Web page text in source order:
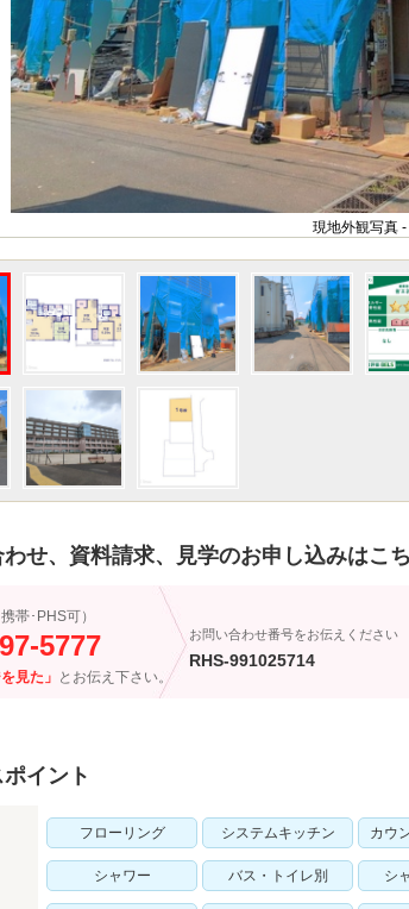
現地外観写真 -
せ、資料請求、見学のお申し込みはこ
帯･PHS可）
5777
見た」 とお伝え下さい。
お問い合わせ番号をお伝えください
RHS-991025714
イント
フローリング システムキッチン カウ
シャワー バス・トイレ別 シ